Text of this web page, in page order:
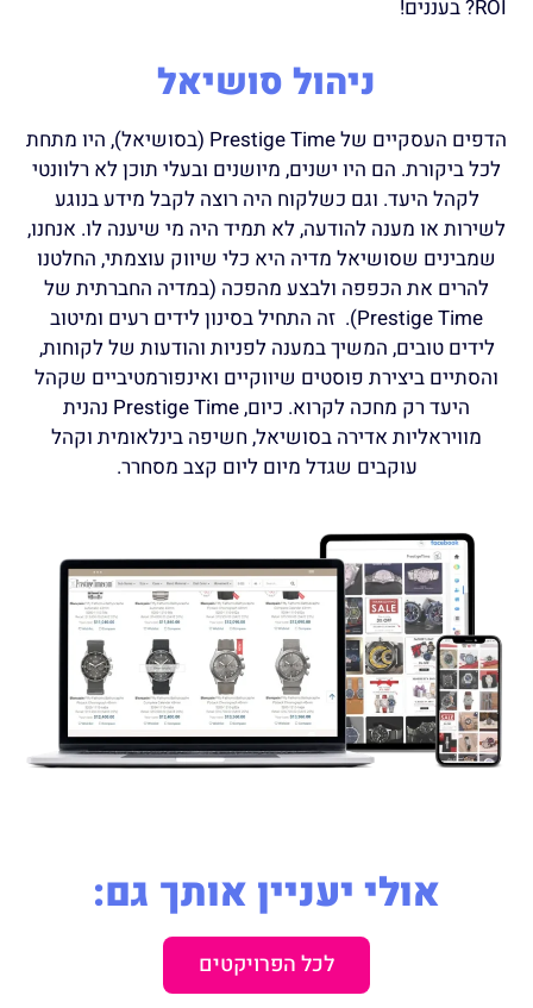
ROI? בעננים!
ניהול סושיאל
הדפים העסקיים של Prestige Time (בסושיאל), היו מתחת
לכל ביקורת. הם היו ישנים, מיושנים ובעלי תוכן לא רלוונטי
לקהל היעד. וגם כשלקוח היה רוצה לקבל מידע בנוגע
לשירות או מענה להודעה, לא תמיד היה מי שיענה לו. אנחנו,
שמבינים שסושיאל מדיה היא כלי שיווק עוצמתי, החלטנו
להרים את הכפפה ולבצע מהפכה (במדיה החברתית של
Prestige Time).
זה התחיל בסינון לידים רעים ומיטוב
לידים טובים, המשיך במענה לפניות והודעות של לקוחות,
והסתיים ביצירת פוסטים שיווקיים ואינפורמטיביים שקהל
היעד רק מחכה לקרוא. כיום, Prestige Time נהנית
מוויראליות אדירה בסושיאל, חשיפה בינלאומית וקהל
עוקבים שגדל מיום ליום קצב מסחרר.
אולי יעניין אותך גם:
לכל הפרויקטים